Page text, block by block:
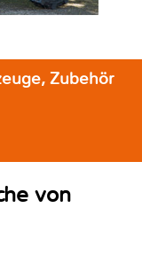
Zubehör
von